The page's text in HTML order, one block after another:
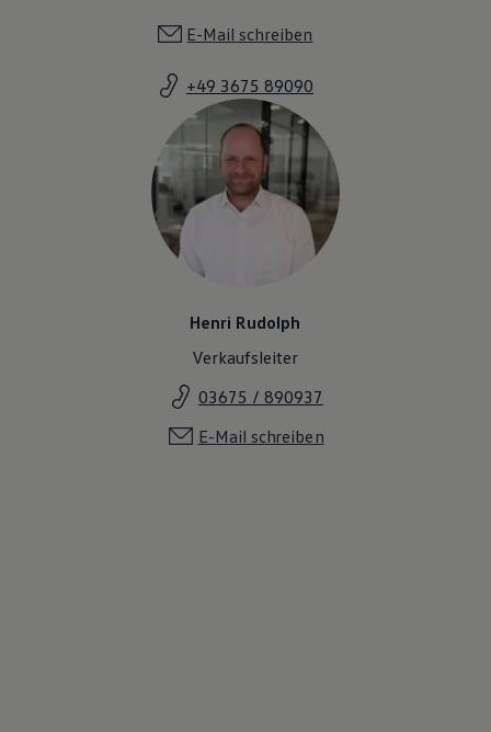
E-Mail schreiben
+49 3675 89090
Henri Rudolph
Verkaufsleiter
03675 / 890937
E-Mail schreiben